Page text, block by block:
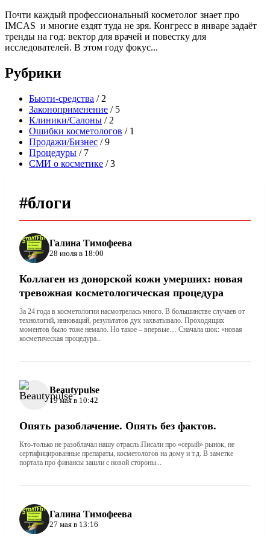
Почти каждый профессиональный косметолог знает про
IMCAS и многие ездят туда не зря. Конгресс в январе задаёт
тренды на год: вектор для врачей и повестку для
исследователей. В этом году фокус...
Рубрики
Бьюти-средства / 2
Законоприменение / 5
Клиники/Салоны / 2
Ошибки косметологов / 1
Продажи/Бизнес / 9
Процедуры / 7
СМИ о косметике / 3
#блоги
Галина Тимофеева
28 июля в 18:00
Коллаген из донорской кожи умерших: новая
тревожная косметологическая процедура
За 24 года в косметологии насмотрелась много. В большинстве случаев от
технологий, инноваций, результатов дух захватывало. Проходящих
моментов было тоже немало. Но такое – впервые… Сначала шок: «новая
косметическая процедура...
Beautypulse
19 мая в 10:42
Опять разоблачение. Опять без фактов.
Кто-только не разоблачал нашу отрасль.Писали про «серый» рынок, не
сертифицированные препараты, косметологов на дому и т.д. В заметке
портала про финансы зашли с новой стороны...
Галина Тимофеева
27 мая в 13:16